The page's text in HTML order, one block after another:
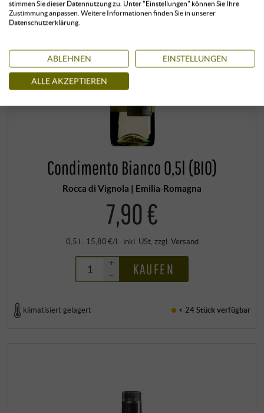
Condimento Bianco 0,5l (BIO)
Rocca di Vignola | Emilia-Romagna
7,90 €
0,5 l · 15,80 €/l · inkl. USt, zzgl. Versand
+
–
KAUFEN
klimatisiert gelagert < 24 Stückverfügbar
stimmen Sie dieser Datennutzung zu. Unter "Einstellungen" können Sie Ihre
Zustimmung anpassen. Weitere Informationen finden Sie in unserer
Datenschutzerklärung.
ABLEHNEN EINSTELLUNGEN
ALLE AKZEPTIEREN